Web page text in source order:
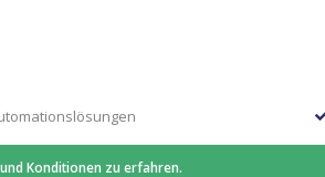
Konditionen zu erfahren.